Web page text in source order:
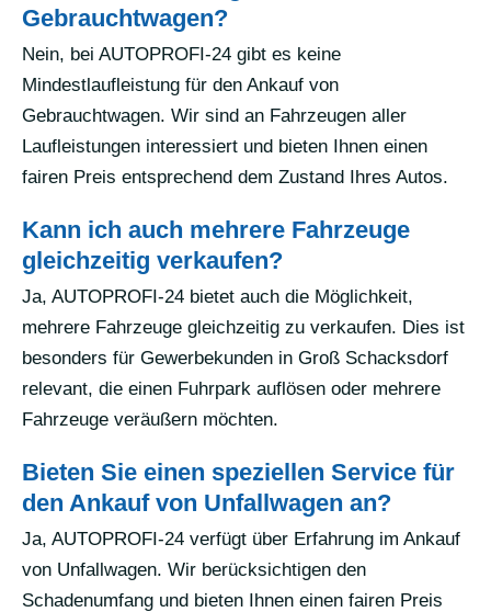
Gebrauchtwagen?
Nein, bei AUTOPROFI-24 gibt es keine
Mindestlaufleistung für den Ankauf von
Gebrauchtwagen. Wir sind an Fahrzeugen aller
Laufleistungen interessiert und bieten Ihnen einen
fairen Preis entsprechend dem Zustand Ihres Autos.
Kann ich auch mehrere Fahrzeuge
gleichzeitig verkaufen?
Ja, AUTOPROFI-24 bietet auch die Möglichkeit,
mehrere Fahrzeuge gleichzeitig zu verkaufen. Dies ist
besonders für Gewerbekunden in Groß Schacksdorf
relevant, die einen Fuhrpark auflösen oder mehrere
Fahrzeuge veräußern möchten.
Bieten Sie einen speziellen Service für
den Ankauf von Unfallwagen an?
Ja, AUTOPROFI-24 verfügt über Erfahrung im Ankauf
von Unfallwagen. Wir berücksichtigen den
Schadenumfang und bieten Ihnen einen fairen Preis